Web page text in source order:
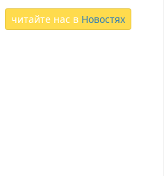
читайте нас в Новостях